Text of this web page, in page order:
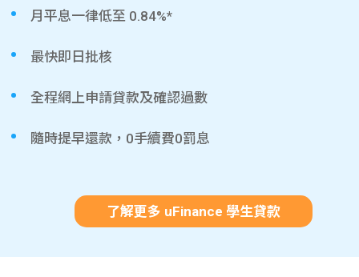
月平息一律低至 0.84%*
最快即日批核
全程網上申請貸款及確認過數
隨時提早還款，0手續費0罰息
了解更多 uFinance 學生貸款